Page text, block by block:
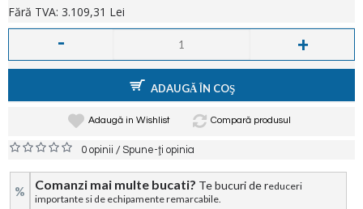
Fără TVA: 3.109,31 Lei
- +
ADAUGĂ ÎN COŞ
Adaugă in Wishlist Compară produsul
0 opinii /Spune-ţi opinia
% Comanzi mai multe bucati? Te bucuri de reduceri
importante si de echipamente remarcabile.